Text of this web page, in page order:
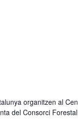
organitzen al
del Consorci